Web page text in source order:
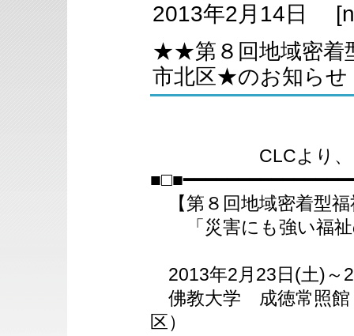
2013年2月14日
★★第８回地域密着
市北区★のお知らせ
CLCより、リリ
【第８回地域密着型
「災害にも強い福祉
2013年2月23日(土)～
佛教大学 成徳常照館
区）